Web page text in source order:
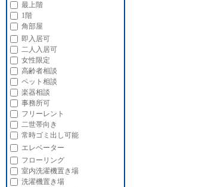
最上階
1階
角部屋
即入居可
二人入居可
女性限定
高齢者相談
ペット相談
楽器相談
事務所可
フリーレント
二世帯向き
常時ゴミ出し可能
エレベーター
フローリング
室内洗濯機置き場
洗濯機置き場